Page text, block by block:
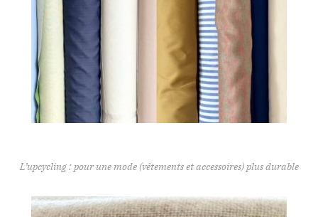
L’upcycling : pour une mode (vêtements et accessoires) plus durable